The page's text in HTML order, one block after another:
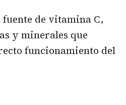
de vitamina C,
y minerales que
funcionamiento del